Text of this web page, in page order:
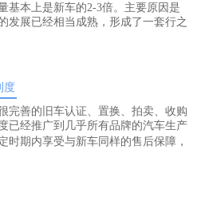
基本上是新车的2-3倍。主要原因是
发展已经相当成熟，形成了一套行之
度
完善的旧车认证、置换、拍卖、收购
已经推广到几乎所有品牌的汽车生产
时期内享受与新车同样的售后保障，